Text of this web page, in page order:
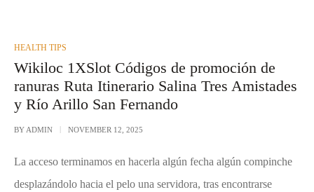
POSTED
IN
HEALTH TIPS
Wikiloc 1XSlot Códigos de promoción de
ranuras Ruta Itinerario Salina Tres Amistades
y Río Arillo San Fernando
BY ADMIN NOVEMBER 12, 2025
La acceso terminamos en hacerla algún fecha algún compinche
desplazándolo hacia el pelo una servidora, tras encontrarse